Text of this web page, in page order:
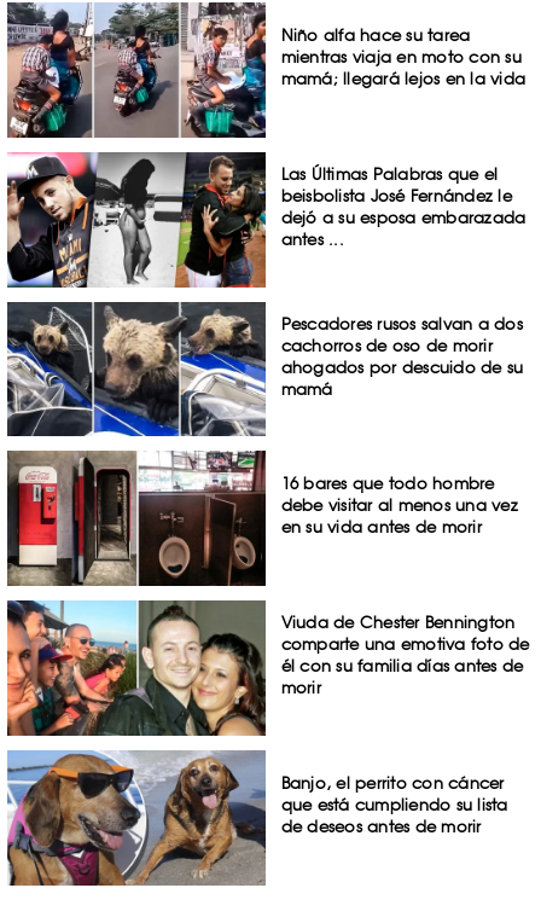
Niño alfa hace su tarea
mientras viaja en moto con su
mamá; llegará lejos en la vida
Las Últimas Palabras que el
beisbolista José Fernández le
dejó a su esposa embarazada
antes ...
Pescadores rusos salvan a dos
cachorros de oso de morir
ahogados por descuido de su
mamá
16 bares que todo hombre
debe visitar al menos una vez
en su vida antes de morir
Viuda de Chester Bennington
comparte una emotiva foto de
él con su familia días antes de
morir
Banjo, el perrito con cáncer
que está cumpliendo su lista
de deseos antes de morir